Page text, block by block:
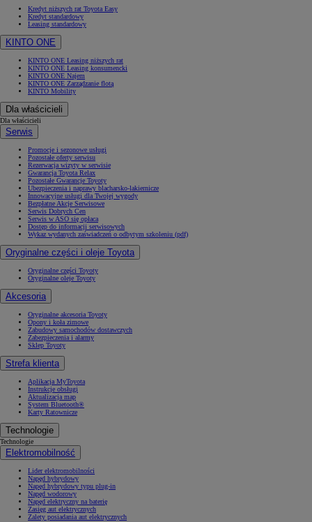
Kredyt niższych rat Toyota Easy
Kredyt standardowy
Leasing standardowy
KINTO ONE
KINTO ONE Leasing niższych rat
KINTO ONE Leasing konsumencki
KINTO ONE Najem
KINTO ONE Zarządzanie flotą
KINTO Mobility
Dla właścicieli
Dla właścicieli
Serwis
Promocje i sezonowe usługi
Pozostałe oferty serwisu
Rezerwacja wizyty w serwisie
Gwarancja Toyota Relax
Pozostałe Gwarancje Toyoty
Ubezpieczenia i naprawy blacharsko-lakiernicze
Innowacyjne usługi dla Twojej wygody
Bezpłatne Akcje Serwisowe
Serwis Dobrych Cen
Serwis w ASO się opłaca
Dostęp do informacji serwisowych
Wykaz wydanych zaświadczeń o odbytym szkoleniu (pdf)
Oryginalne części i oleje Toyota
Oryginalne części Toyoty
Oryginalne oleje Toyoty
Akcesoria
Oryginalne akcesoria Toyoty
Opony i koła zimowe
Zabudowy samochodów dostawczych
Zabezpieczenia i alarmy
Sklep Toyoty
Strefa klienta
Aplikacja MyToyota
Instrukcje obsługi
Aktualizacja map
System Bluetooth®
Karty Ratownicze
Technologie
Technologie
Elektromobilność
Lider elektromobilności
Napęd hybrydowy
Napęd hybrydowy typu plug-in
Napęd wodorowy
Napęd elektryczny na baterię
Zasięg aut elektrycznych
Zalety posiadania aut elektrycznych